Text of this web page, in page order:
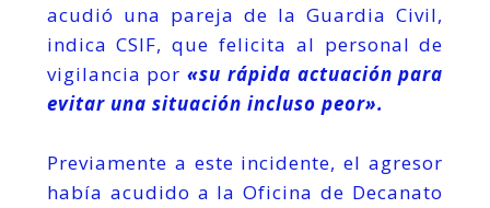
acudió una pareja de la Guardia Civil,
indica CSIF, que felicita al personal de
vigilancia por«su rápida actuación para
evitar una situación incluso peor».
Previamente a este incidente, el agresor
había acudido a la Oficina de Decanato